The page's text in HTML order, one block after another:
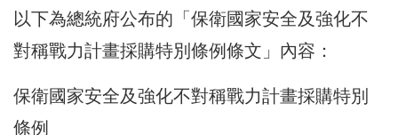
以下為總統府公布的「保衛國家安全及強化不
對稱戰力計畫採購特別條例條文」內容：
保衛國家安全及強化不對稱戰力計畫採購特別
條例